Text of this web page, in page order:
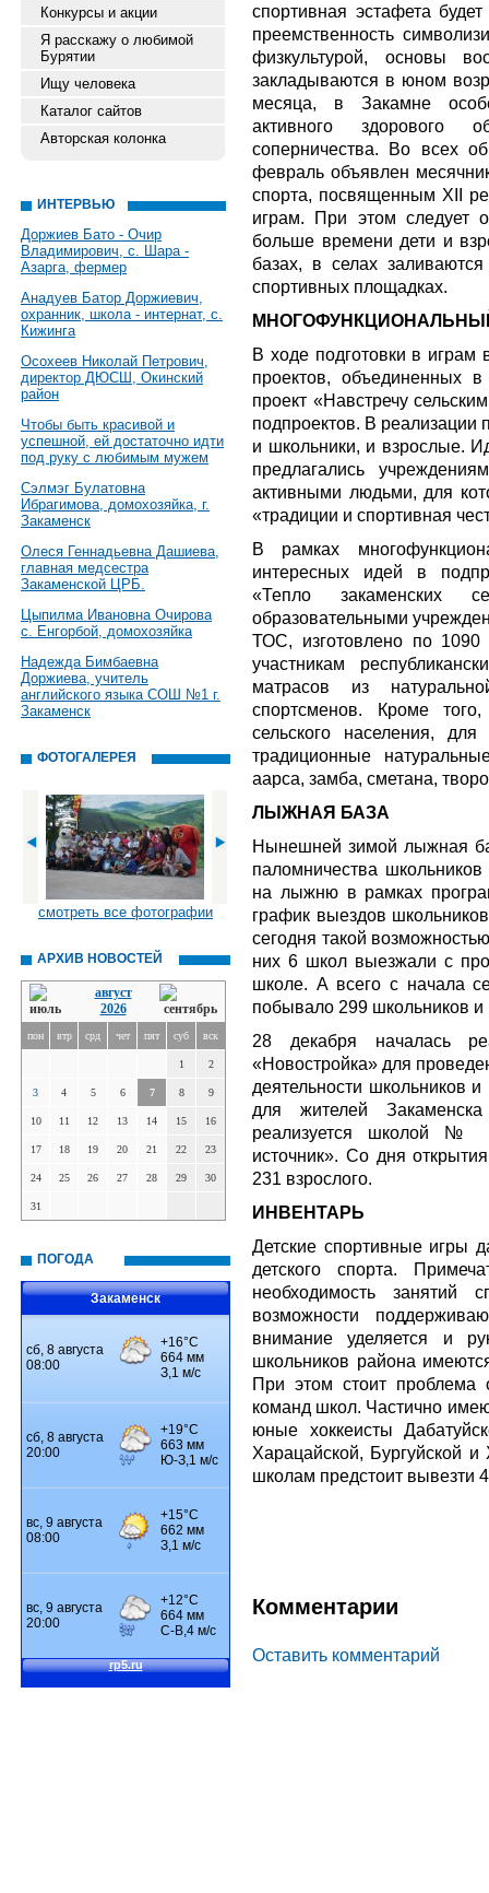
Конкурсы и акции
Я расскажу о любимой
Бурятии
Ищу человека
Каталог сайтов
Авторская колонка
ИНТЕРВЬЮ
Доржиев Бато - Очир
Владимирович, с. Шара -
Азарга, фермер
Анадуев Батор Доржиевич,
охранник, школа - интернат, с.
Кижинга
Осохеев Николай Петрович,
директор ДЮСШ, Окинский
район
Чтобы быть красивой и
успешной, ей достаточно идти
под руку с любимым мужем
Сэлмэг Булатовна
Ибрагимова, домохозяйка, г.
Закаменск
Олеся Геннадьевна Дашиева,
главная медсестра
Закаменской ЦРБ.
Цыпилма Ивановна Очирова
с. Енгорбой, домохозяйка
Надежда Бимбаевна
Доржиева, учитель
английского языка СОШ №1 г.
Закаменск
ФОТОГАЛЕРЕЯ
смотреть все фотографии
АРХИВ НОВОСТЕЙ
август
2026
пон втр срд чет пят суб вск
1 2
3 4 5 6 7 8 9
10 11 12 13 14 15 16
17 18 19 20 21 22 23
24 25 26 27 28 29 30
31
ПОГОДА
Закаменск
спортивная эстафета
преемственность
физкультурой, основы
закладываются в юном
месяца, в Закамне
активного здорового
соперничества. Во всех
февраль объявлен
спорта, посвященным ХII
играм. При этом следует
больше времени дети и
базах, в селах
спортивных площадках.
В ходе подготовки в играм
проектов, объединенных
проект «Навстречу
подпроектов. В реализации
и школьники, и взрослые.
предлагались
активными людьми, для
«традиции и спортивная
В рамках
интересных идей в
«Тепло закаменских
образовательными
ТОС, изготовлено по
участникам
матрасов из
спортсменов. Кроме
сельского населения,
традиционные
аарса, замба, сметана,
ЛЫЖНАЯ БАЗА
Нынешней зимой лыжная
паломничества
на лыжню в рамках
график выездов
сегодня такой
них 6 школ выезжали с
школе. А всего с начала
побывало 299 школьников и
28 декабря началась
«Новостройка» для
деятельности школьников
для жителей
реализуется школой
источник». Со дня
231 взрослого.
ИНВЕНТАРЬ
Детские спортивные игры
детского спорта.
необходимость занятий
возможности
внимание уделяется и
школьников района
При этом стоит проблема
команд школ. Частично
юные хоккеисты
Харацайской, Бургуйской
школам предстоит вывезти
Комментарии
Оставить комментарий